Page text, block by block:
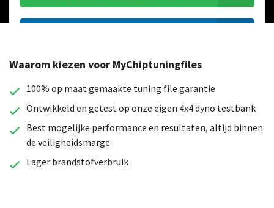
Op zoek naar een ander model?
Waarom kiezen voor MyChiptuningfiles
100% op maat gemaakte tuning file garantie
Ontwikkeld en getest op onze eigen 4x4 dyno testbank
Best mogelijke performance en resultaten, altijd binnen
de veiligheidsmarge
Lager brandstofverbruik